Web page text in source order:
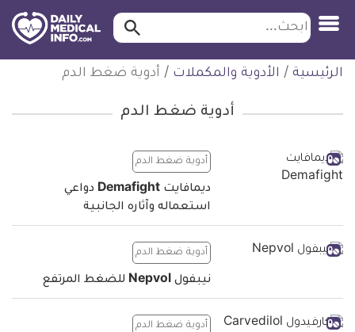
التخطي
للمحتوى
طبية
ابحث ابحث…
الرئيسية / الأدوية والمكملات / أدوية ضغط الدم
أدوية ضغط الدم
أدوية ضغط الدم
ديمافايت Demafight دواعي
استعماله وآثاره الجانبية
أدوية ضغط الدم
نيبفول Nepvol للضغط المرتفع
أدوية ضغط الدم